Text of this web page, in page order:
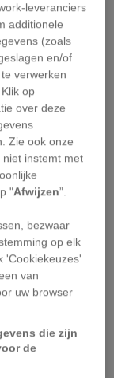
protegés
van de
geloofd,
steeds het
aantallen
zeer
leveranciers
additionele
(zoals
en/of
verwerken
op
over deze
Zie ook onze
niet instemt met
"Afwijzen”.
bezwaar
op elk
'Cookiekeuzes'
van
uw browser
die zijn
de